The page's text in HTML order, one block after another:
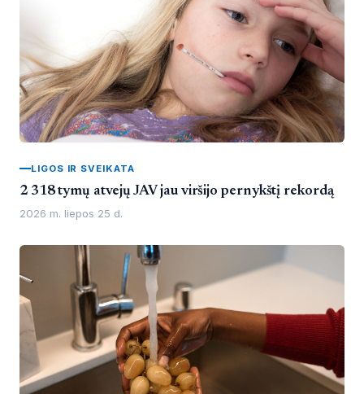
LIGOS IR SVEIKATA
2 318 tymų atvejų JAV jau viršijo pernykštį rekordą
2026 m. liepos 25 d.